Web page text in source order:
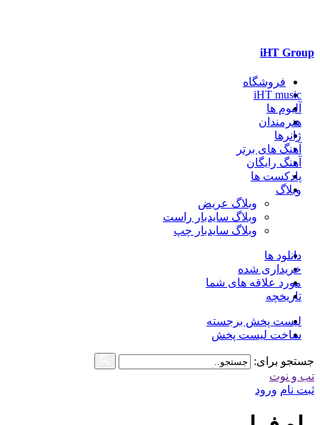
iHT Group
فروشگاه
iHT music
آلبوم ها
هنرمندان
ژانرها
آهنگ های برتر
آهنگ رایگان
پادکست ها
وبلاگ
وبلاگ عریض
وبلاگ سایدبار راست
وبلاگ سایدبار چپ
دانلود ها
خریداری شده
مورد علاقه های شما
تاریخچه
لیست پخش برجسته
ساخت لیست پخش
جستجو برای:
تب و نوت
ثبت نام ورود